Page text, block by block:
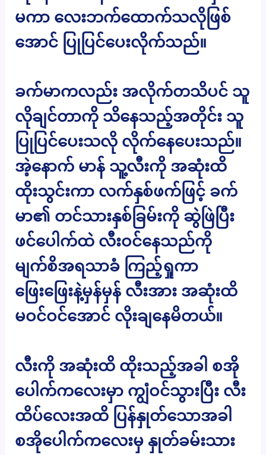
မကာ လေးဘက်ထောက်သလိုဖြစ်
အောင် ပြုပြင်ပေးလိုက်သည်။
ခက်မာကလည်း အလိုက်တသိပင် သူ
လိုချင်တာကို သိနေသည့်အတိုင်း သူ
ပြုပြင်ပေးသလို လိုက်နေပေးသည်။
အဲ့နောက် မာန် သူ့လီးကို အဆုံးထိ
ထိုးသွင်းကာ လက်နှစ်ဖက်ဖြင့် ခက်
မာ၏ တင်သားနှစ်ခြမ်းကို ဆွဲဖြဲပြီး
ဖင်ပေါက်ထဲ လီးဝင်နေသည်ကို
မျက်စိအရသာခံ ကြည့်ရှုကာ
ဖြေးဖြေးနဲ့မှန်မှန် လီးအား အဆုံးထိ
မဝင်ဝင်အောင် လိုးချနေမိတယ်။
လီးကို အဆုံးထိ ထိုးသည့်အခါ စအို
ပေါက်ကလေးမှာ ကျွံဝင်သွားပြီး လီး
ထိပ်လေးအထိ ပြန်နှုတ်သောအခါ
စအိုပေါက်ကလေးမှ နှုတ်ခမ်းသား